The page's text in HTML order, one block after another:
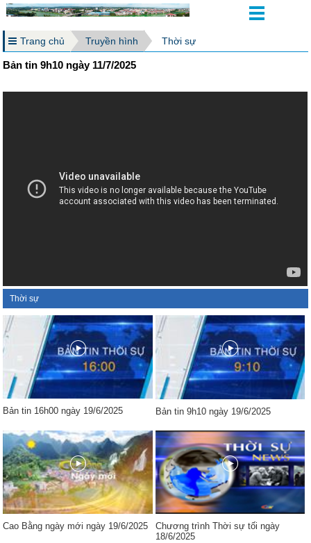
Trang chủ Truyền hình Thời sự
Bản tin 9h10 ngày 11/7/2025
Thời sự
Bản tin 16h00 ngày 19/6/2025 Bản tin 9h10 ngày 19/6/2025
Cao Bằng ngày mới ngày 19/6/2025
Chương trình Thời sự tối ngày
18/6/2025